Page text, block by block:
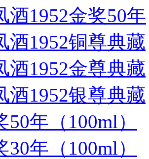
酒1952金奖50年
酒1952铜尊典藏
酒1952金尊典藏
酒1952银尊典藏
50年（100ml）
30年（100ml）